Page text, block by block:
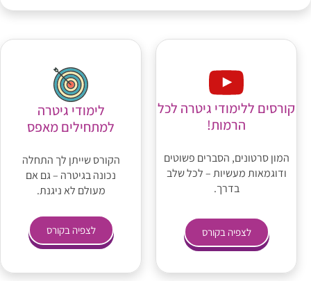
קורסים ללימודי גיטרה לכל
הרמות!
המון סרטונים, הסברים פשוטים
ודוגמאות מעשיות – לכל שלב
בדרך.
לצפיה בקורס
לימודי גיטרה
למתחילים מאפס
הקורס שייתן לך התחלה
נכונה בגיטרה – גם אם
מעולם לא ניגנת.
לצפיה בקורס